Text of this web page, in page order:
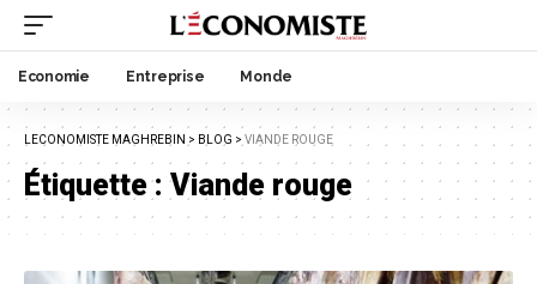
Economie Entreprise Monde
LECONOMISTE MAGHREBIN > BLOG > VIANDE ROUGE
Étiquette :Viande rouge